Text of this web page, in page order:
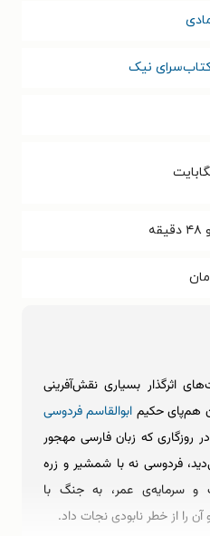
کتاب‌سرای نیک
اثرگذار بسیاری نقش‌آفرینی
هم‌پای حکیم ابوالقاسم فردوسی
روزگاری که زبان فارسی مهجور
فردوسی نه با شمشیر و زره
و سرمایه‌ی عمر، به جنگ با
آن را از خطر نابودی نجات داد.